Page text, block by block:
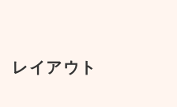
レイアウト